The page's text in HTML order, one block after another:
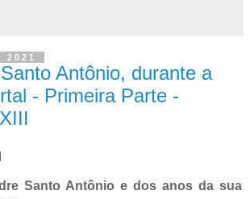
Antônio, durante a
- Primeira Parte -
Santo Antônio e dos anos da sua